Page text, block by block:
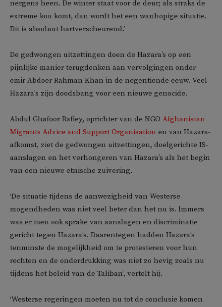
nergens heen. De winter staat voor de deur; als straks de
extreme kou komt, dan wordt het een wanhopige situatie.
Dit is absoluut hartverscheurend.’
De gedwongen uitzettingen doen de Hazara’s op een
pijnlijke manier terugdenken aan vervolgingen onder
emir Abdoer Rahman Khan in de negentiende eeuw. Veel
Hazara’s zijn doodsbang voor een nieuwe genocide.
Abdul Ghafoor Rafiey, oprichter van de NGO Afghanistan
Migrants Advice and Support Organisation en van Hazara-
afkomst, ziet de gedwongen uitzettingen, doelgerichte IS-
aanslagen en het verhongeren van Hazara’s als het begin
van een nieuwe etnische zuivering.
‘De situatie tijdens de aanwezigheid van Westerse
mogendheden was niet veel beter dan het nu is. Immers
was er toen ook sprake van aanslagen en discriminatie
gericht tegen Hazara’s. Daarentegen hadden Hazara’s
tenminste de mogelijkheid om te protesteren voor hun
rechten en de onderdrukking was niet zo hevig zoals nu
tijdens het beleid van de Taliban’, vertelt hij.
‘Westerse regeringen moeten nu tot de conclusie komen